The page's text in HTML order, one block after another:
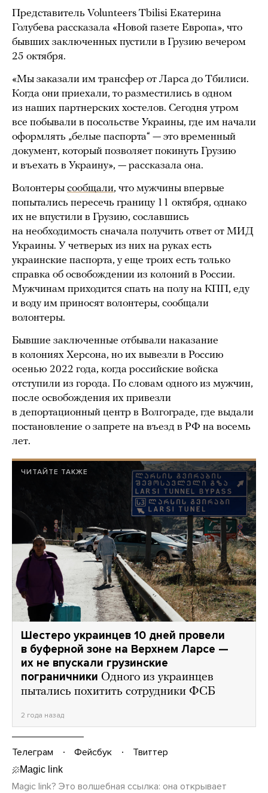
Представитель Volunteers Tbilisi Екатерина
Голубева рассказала «Новой газете Европа», что
бывших заключенных пустили в Грузию вечером
25 октября.
«Мы заказали им трансфер от Ларса до Тбилиси.
Когда они приехали, то разместились в одном
из наших партнерских хостелов. Сегодня утром
все побывали в посольстве Украины, где им начали
оформлять „белые паспорта“ — это временный
документ, который позволяет покинуть Грузию
и въехать в Украину», — рассказала она.
Волонтеры сообщали, что мужчины впервые
попытались пересечь границу 11 октября, однако
их не впустили в Грузию, сославшись
на необходимость сначала получить ответ от МИД
Украины. У четверых из них на руках есть
украинские паспорта, у еще троих есть только
справка об освобождении из колоний в России.
Мужчинам приходится спать на полу на КПП, еду
и воду им приносят волонтеры, сообщали
волонтеры.
Бывшие заключенные отбывали наказание
в колониях Херсона, но их вывезли в Россию
осенью 2022 года, когда российские войска
отступили из города. По словам одного из мужчин,
после освобождения их привезли
в депортационный центр в Волгограде, где выдали
постановление о запрете на въезд в РФ на восемь
лет.
ЧИТАЙТЕ ТАКЖЕ
Шестеро украинцев 10 дней провели
в буферной зоне на Верхнем Ларсе —
их не впускали грузинские
пограничники Одного из украинцев
пытались похитить сотрудники ФСБ
2 года назад
Телеграм Фейсбук Твиттер
Magic link? Это волшебная ссылка: она открывает